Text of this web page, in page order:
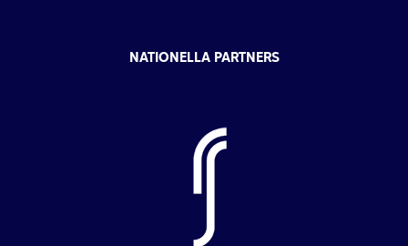
NATIONELLA PARTNERS